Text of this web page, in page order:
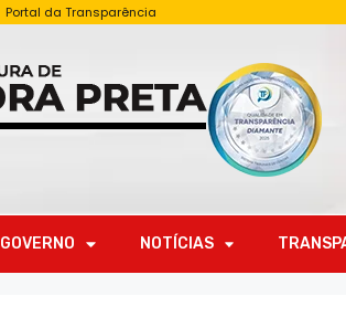
Portal da Transparência
GOVERNO NOTÍCIAS